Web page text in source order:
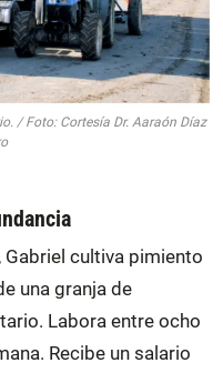
/ Foto: Cortesía Dr. Aaraón Díaz
Gabriel cultiva pimiento
una granja de
Labora entre ocho
Recibe un salario